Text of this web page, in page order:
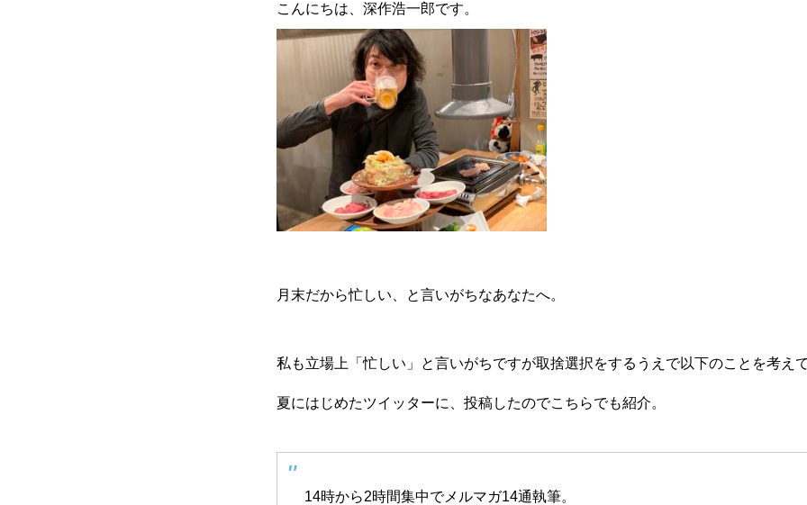
こんにちは、深作浩一郎です。
月末だから忙しい、と言いがちなあなたへ。
私も立場上「忙しい」と言いがちですが取捨選択をするうえで以下のことを考えて
夏にはじめたツイッターに、投稿したのでこちらでも紹介。
14時から2時間集中でメルマガ14通執筆。